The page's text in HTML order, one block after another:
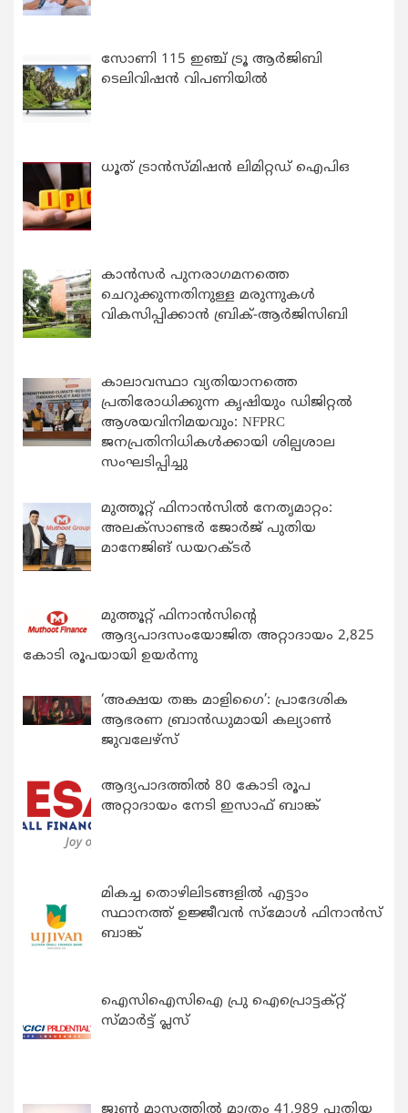
സോണി 115 ഇഞ്ച് ട്രൂ ആർജിബി
ടെലിവിഷൻ വിപണിയിൽ
ധൂത് ട്രാൻസ്മിഷൻ ലിമിറ്റഡ് ഐപിഒ
കാന്‍സര്‍ പുനരാഗമനത്തെ
ചെറുക്കുന്നതിനുള്ള മരുന്നുകള്‍
വികസിപ്പിക്കാന്‍ ബ്രിക്-ആര്‍ജിസിബി
കാലാവസ്ഥാ വ്യതിയാനത്തെ
പ്രതിരോധിക്കുന്ന കൃഷിയും ഡിജിറ്റൽ
ആശയവിനിമയവും: NFPRC
ജനപ്രതിനിധികൾക്കായി ശില്പശാല
സംഘടിപ്പിച്ചു
മുത്തൂറ്റ് ഫിനാൻസിൽ നേതൃമാറ്റം:
അലക്സാണ്ടർ ജോർജ് പുതിയ
മാനേജിങ് ഡയറക്ടർ
മുത്തൂറ്റ് ഫിനാൻസിന്റെ
ആദ്യപാദസംയോജിത അറ്റാദായം 2,825
കോടി രൂപയായി ഉയർന്നു
‘അക്ഷയ തങ്ക മാളിഗൈ’: പ്രാദേശിക
ആഭരണ ബ്രാന്‍ഡുമായി കല്യാണ്‍
ജുവലേഴ്‌സ്
ആദ്യപാദത്തിൽ 80 കോടി രൂപ
അറ്റാദായം നേടി ഇസാഫ് ബാങ്ക്
മികച്ച തൊഴിലിടങ്ങളിൽ എട്ടാം
സ്ഥാനത്ത് ഉജ്ജീവൻ സ്മോൾ ഫിനാൻസ്
ബാങ്ക്
ഐസിഐസിഐ പ്രു ഐപ്രൊട്ടക്റ്റ്
സ്മാർട്ട് പ്ലസ്
ജൂൺ മാസത്തിൽ മാത്രം 41,989 പുതിയ